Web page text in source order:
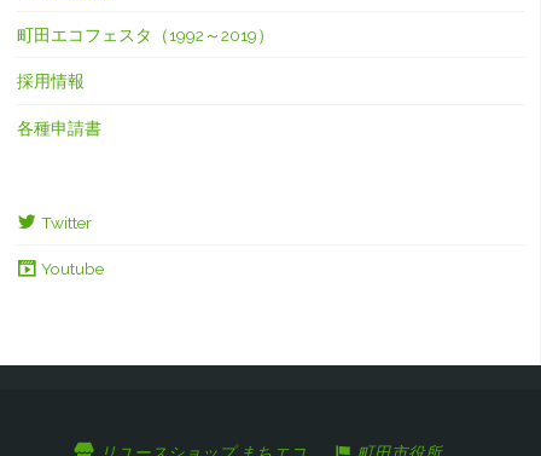
町田エコフェスタ（1992～2019）
採用情報
各種申請書
Twitter
Youtube